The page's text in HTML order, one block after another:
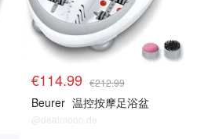
€114.99 €212.99
Beurer 温控按摩足浴盆
@dealmoon.de